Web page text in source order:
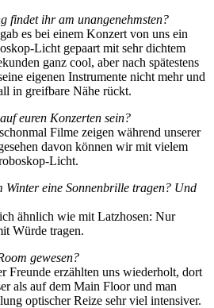
findet ihr am unangenehmsten?
es bei einem Konzert von uns ein
Licht gepaart mit sehr dichtem
ganz cool, aber nach spätestens
eigenen Instrumente nicht mehr und
in greifbare Nähe rückt.
euren Konzerten sein?
Filme zeigen während unserer
davon können wir mit vielem
Licht.
Winter eine Sonnenbrille tragen? Und
ähnlich wie mit Latzhosen: Nur
Würde tragen.
gewesen?
Freunde erzählten uns wiederholt, dort
als auf dem Main Floor und man
optischer Reize sehr viel intensiver.